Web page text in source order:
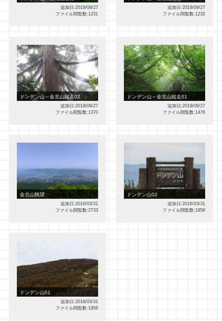
追加日:2019/09/27
ファイル閲覧数:1231
追加日:2019/09/27
ファイル閲覧数:1232
ドンデン山～金北山縦走02
追加日:2019/09/27
ファイル閲覧数:1370
ドンデン山～金北山縦走01
追加日:2019/09/27
ファイル閲覧数:1476
金北山眺望
追加日:2016/03/31
ファイル閲覧数:2733
ドンデン山02
追加日:2016/03/31
ファイル閲覧数:1958
ドンデン山01
追加日:2016/03/31
ファイル閲覧数:1956